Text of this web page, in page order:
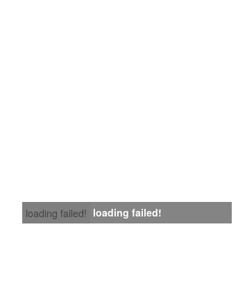
loading failed! loading failed!